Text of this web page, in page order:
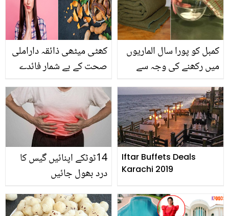
کھٹی میٹھی ذائقہ داراملی
صحت کے بے شمار فائدے
پہنچ سکتا ہے؟
کمبل کو پورا سال الماریوں
میں رکھنے کی وجہ سے
آسان سے طریقے سے کریں
کمبل اور رضائی کی بدبو کا
خاتمہ
14ٹوٹکے اپنائیں گیس کا
درد بھول جائیں
Iftar Buffets Deals
Karachi 2019